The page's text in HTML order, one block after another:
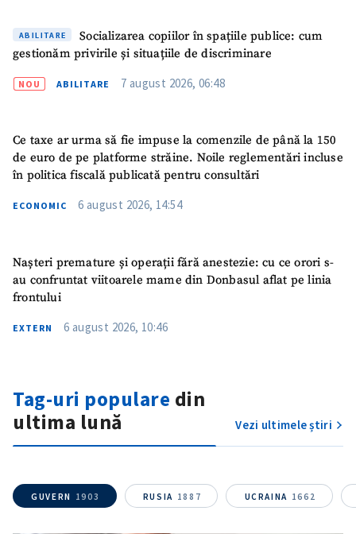
ABILITARE
Socializarea copiilor în spațiile publice: cum
gestionăm privirile și situațiile de discriminare
NOU ABILITARE 7 august 2026, 06:48
Ce taxe ar urma să fie impuse la comenzile de până la 150
de euro de pe platforme străine. Noile reglementări incluse
în politica fiscală publicată pentru consultări
ECONOMIC 6 august 2026, 14:54
Nașteri premature și operații fără anestezie: cu ce orori s-
au confruntat viitoarele mame din Donbasul aflat pe linia
frontului
EXTERN 6 august 2026, 10:46
Tag-uri populare din
ultima lună
Vezi ultimele știri
GUVERN 1903 RUSIA 1887 UCRAINA 1662
ȘTIREA MEA
Link media